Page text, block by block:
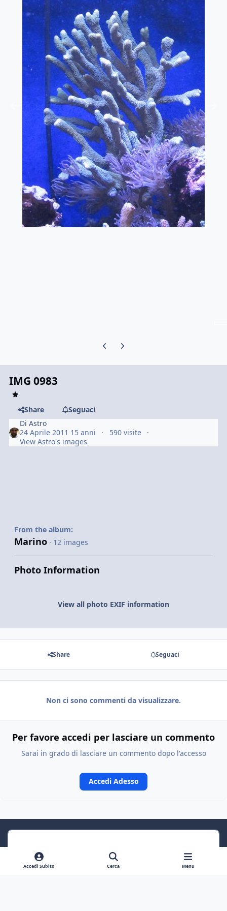
Previous carousel slide
Next carousel slide
IMG 0983
Share
Seguaci
DiAstro
24 Aprile 2011 15 anni
590 visite
View Astro's images
From the album:
Marino · 12 images
Photo Information
View all photo EXIF information
Share Seguaci
Non ci sono commenti da visualizzare.
Per favore accedi per lasciare un commento
Sarai in grado di lasciare un commento dopo l'accesso
Accedi Adesso
Accedi Subito Cerca Menu